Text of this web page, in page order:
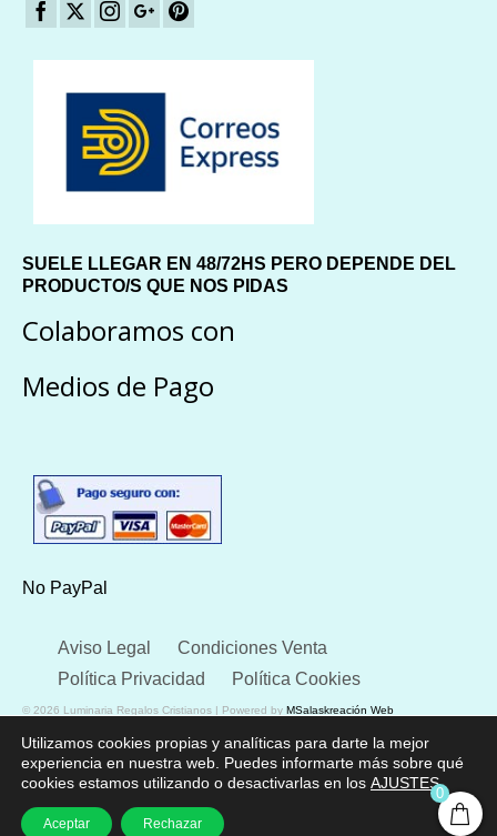
SUELE LLEGAR EN 48/72HS PERO DEPENDE DEL
PRODUCTO/S QUE NOS PIDAS
Colaboramos con
Medios de Pago
No PayPal
Aviso Legal
Condiciones Venta
Política Privacidad
Política Cookies
© 2026 Luminaria Regalos Cristianos | Powered by MSalaskreación Web
0
Utilizamos cookies propias y analíticas para darte la mejor
experiencia en nuestra web. Puedes informarte más sobre qué
cookies estamos utilizando o desactivarlas en los AJUSTES.
Aceptar Rechazar